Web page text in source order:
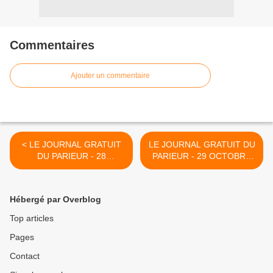
Commentaires
Ajouter un commentaire
< LE JOURNAL GRATUIT
DU PARIEUR - 28
OCTOBRE 2023 - COUPLE
LE JOURNAL GRATUIT DU
PARIEUR - 29 OCTOBRE
2023 - COUPLE DU JOUR
Hébergé par Overblog
Top articles
Pages
Contact